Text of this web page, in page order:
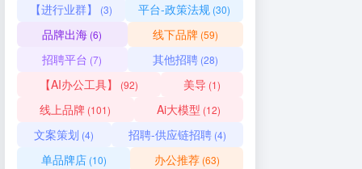
【进行业群】 (3) 平台-政策法规 (30)
品牌出海 (6) 线下品牌(59)
招聘平台 (7) 其他招聘(28)
【AI办公工具】 (92) 美导 (1)
线上品牌 (101) Ai大模型 (12)
文案策划 (4) 招聘-供应链招聘(4)
单品牌店(10) 办公推荐(63)